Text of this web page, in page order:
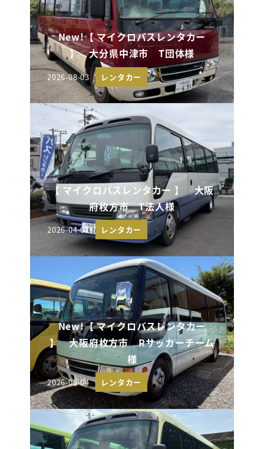
New!【 マイクロバスレンタカー
】 大分県中津市 T団体様
投稿日
2026-08-03 レンタカー
【 マイクロバスレンタカー 】 大阪
府枚方市 T法人様
投稿日
2026-04-01 レンタカー
New!【 マイクロバスレンタカー
】 大阪府枚方市 Rサッカーチーム
様
投稿日
2026-08-04 レンタカー